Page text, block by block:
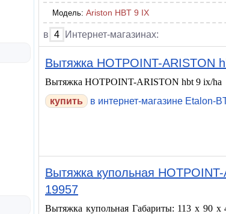
Модель: Ariston HBT 9 IX
в 4 Интернет-магазинах:
Вытяжка HOTPOINT-ARISTON
Вытяжка HOTPOINT-ARISTON hbt 9 ix/ha
купить
в интернет-магазине Etalon-
Вытяжка купольная
19957
Вытяжка купольная Габариты: 113 x 90